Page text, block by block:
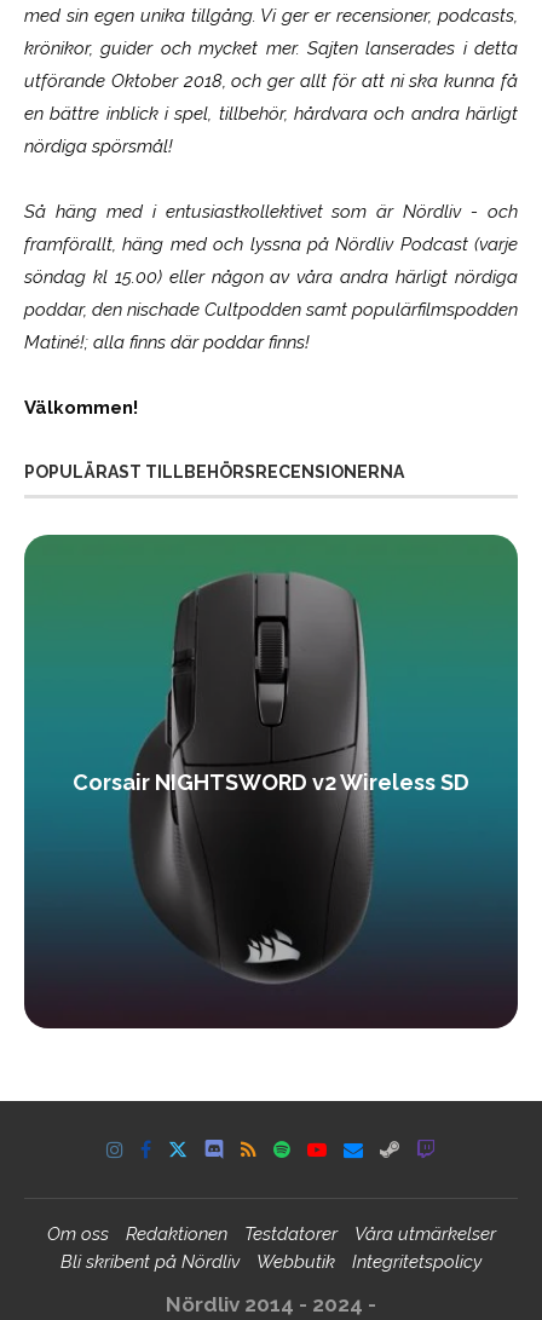
med sin egen unika tillgång. Vi ger er recensioner, podcasts,
krönikor, guider och mycket mer. Sajten lanserades i detta
utförande Oktober 2018, och ger allt för att ni ska kunna få
en bättre inblick i spel, tillbehör, hårdvara och andra härligt
nördiga spörsmål!
Så häng med i entusiastkollektivet som ärNördliv- och
framförallt, häng med och lyssna på Nördliv Podcast (varje
söndag kl 15.00) eller någon av våra andra härligt nördiga
poddar, den nischade Cultpodden samt populärfilmspodden
Matiné!; alla finns där poddar finns!
Välkommen!
POPULÄRAST TILLBEHÖRSRECENSIONERNA
Corsair NIGHTSWORD v2 Wireless SD
Om oss Redaktionen Testdatorer
Våra utmärkelser
Bli skribent på Nördliv
Webbutik Integritetspolicy
Nördliv 2014 - 2024 -